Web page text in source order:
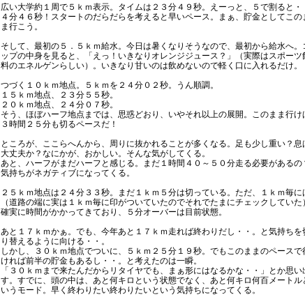
広い大学約１周で５ｋｍ表示。タイムは２３分４９秒。えーっと、５で割ると・
４分４６秒！スタートのだらだらを考えると早いペース。まぁ、貯金としてこの
ま行こう。
そして、最初の５．５ｋｍ給水。今日は暑くなりそうなので、最初から給水へ。
ップの中身を見ると、「えっ！いきなりオレンジジュース？」（実際はスポーツ
料のエネルゲンらしい）。いきなり甘いのは飲めないので軽く口に入れるだけ。
つづく１０ｋｍ地点。５ｋｍを２４分０２秒。うん順調。
１５ｋｍ地点、２３分５５秒。
２０ｋｍ地点、２４分０７秒。
そう、ほぼハーフ地点までは、思惑どおり、いやそれ以上の展開。このまま行け
３時間２５分も切るペースだ！
ところが、ここらへんから、周りに抜かれることが多くなる。足も少し重い？息
大丈夫か？なにかが、おかしい。そんな気がしてくる。
あと、ハーフがまだハーフと感じる。まだ１時間４０～５０分走る必要があるの
気持ちがネガティブになってくる。
２５ｋｍ地点は２４分３３秒。まだ１ｋｍ５分は切っている。ただ、１ｋｍ毎に
（道路の端に実は１ｋｍ毎に印がついていたのでそれでたまにチェックしていた）
確実に時間がかかってきており、５分オーバーは目前状態。
あと１７ｋｍかぁ。でも、今年あと１７ｋｍ走れば終わりだし・・。と気持ちを
り替えるように向ける・・。
しかし、３０ｋｍ地点でついに、５ｋｍ２５分１９秒。でもこのままのペースで
ければ前半の貯金もあるし・・。と考えたのは一瞬。
「３０ｋｍまで来たんだからリタイヤでも、まぁ形にはなるかな・・」とか思い
す。すでに、頭の中は、あと何キロという状態でなく、あと何キロ何百メートル
いうモード。早く終わりたい終わりたいという気持ちになってくる。